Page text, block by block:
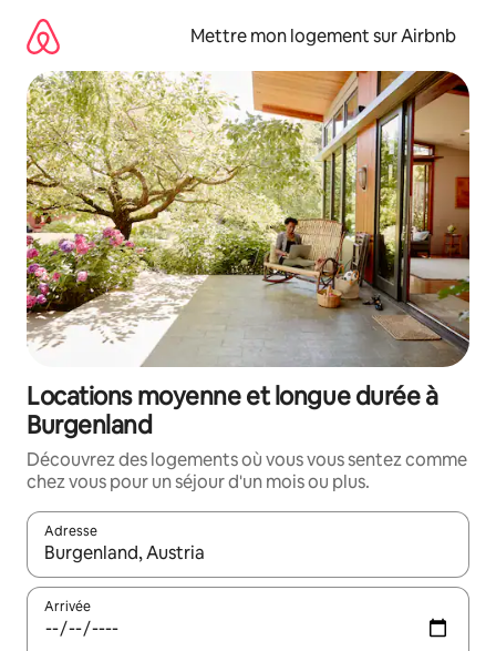
directement
contenu
Mettre mon logement sur Airbnb
Locations moyenne et longue durée à
Burgenland
Découvrez des logements où vous vous sentez comme
chez vous pour un séjour d'un mois ou plus.
Adresse
Lorsque les résultats s'affichent, utilisez les flèches vers le
Arrivée